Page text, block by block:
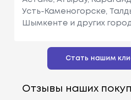
Усть-Каменогорске,
Шымкенте и других
Стать нашим
Отзывы наших